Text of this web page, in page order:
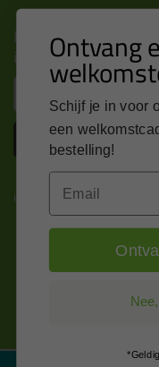
Nieuws, tips en
inbox
Kitcentrum is trots op:
Ontvang
Schijf je in voor
een
bestelling!
Email